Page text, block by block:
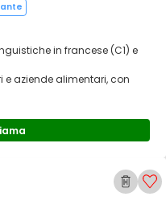
in francese (C1) e
e aziende alimentari, con